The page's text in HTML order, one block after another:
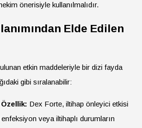
önerisiyle kullanılmalıdır.
Elde Edilen
etkin maddeleriyle bir dizi fayda
gibi sıralanabilir:
Dex Forte, iltihap önleyici etkisi
veya iltihaplı durumların